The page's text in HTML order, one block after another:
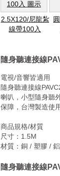
2.5X120/尼龍紮
線帶100入
隨身聽連接線
電視/音響皆適用
隨身聽連接線
喇叭，小型隨身聽
保障，台灣製造使
商品規格/材質
尺寸：1.5M
材質：銅 / 塑膠 / 鋁
隨身聽連接線